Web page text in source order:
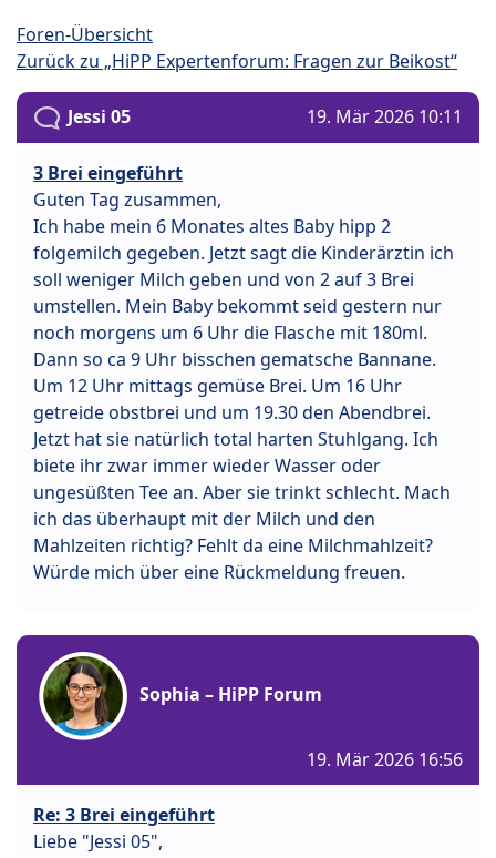
Foren-Übersicht
Zurück zu „HiPP Expertenforum: Fragen zur Beikost“
Jessi 05 19. Mär 2026 10:11
3 Brei eingeführt
Guten Tag zusammen,
Ich habe mein 6 Monates altes Baby hipp 2
folgemilch gegeben. Jetzt sagt die Kinderärztin ich
soll weniger Milch geben und von 2 auf 3 Brei
umstellen. Mein Baby bekommt seid gestern nur
noch morgens um 6 Uhr die Flasche mit 180ml.
Dann so ca 9 Uhr bisschen gematsche Bannane.
Um 12 Uhr mittags gemüse Brei. Um 16 Uhr
getreide obstbrei und um 19.30 den Abendbrei.
Jetzt hat sie natürlich total harten Stuhlgang. Ich
biete ihr zwar immer wieder Wasser oder
ungesüßten Tee an. Aber sie trinkt schlecht. Mach
ich das überhaupt mit der Milch und den
Mahlzeiten richtig? Fehlt da eine Milchmahlzeit?
Würde mich über eine Rückmeldung freuen.
Sophia – HiPP Forum
19. Mär 2026 16:56
Re: 3 Brei eingeführt
Liebe "Jessi 05",